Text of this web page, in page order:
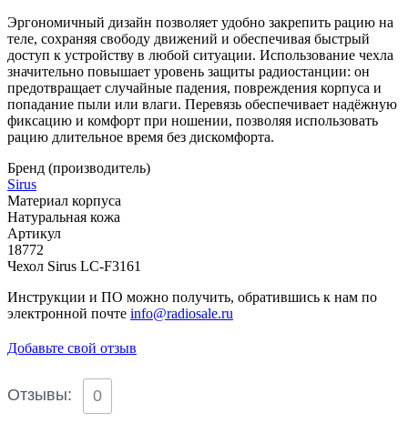
Эргономичный дизайн позволяет удобно закрепить рацию на
теле, сохраняя свободу движений и обеспечивая быстрый
доступ к устройству в любой ситуации. Использование чехла
значительно повышает уровень защиты радиостанции: он
предотвращает случайные падения, повреждения корпуса и
попадание пыли или влаги. Перевязь обеспечивает надёжную
фиксацию и комфорт при ношении, позволяя использовать
рацию длительное время без дискомфорта.
Бренд (производитель)
Sirus
Материал корпуса
Натуральная кожа
Артикул
18772
Чехол Sirus LC-F3161
Инструкции и ПО можно получить, обратившись к нам по
электронной почте info@radiosale.ru
Добавьте свой отзыв
Отзывы: 0